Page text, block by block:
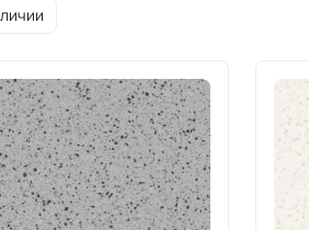
При изготовлении предметов
ассортимент и цветовая
потребителей;
приемлемые цены на сырье
искусственный камень
раковин, стеновых панелей,